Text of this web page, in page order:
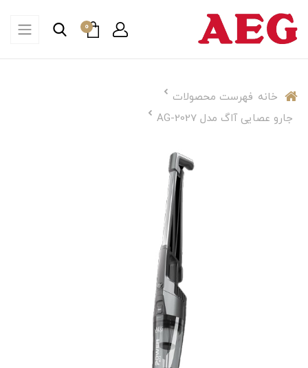
0
خانه فهرست محصولات
جارو عصایی آاگ مدل AG-2027